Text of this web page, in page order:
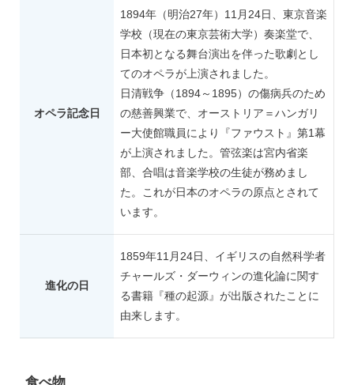
オペラ記念日
1894年（明治27年）11月24日、東京音楽
学校（現在の東京芸術大学）奏楽堂で、
日本初となる舞台演出を伴った歌劇とし
てのオペラが上演されました。
日清戦争（1894～1895）の傷病兵のため
の慈善興業で、オーストリア＝ハンガリ
ー大使館職員により『ファウスト』第1幕
が上演されました。管弦楽は宮内省楽
部、合唱は音楽学校の生徒が務めまし
た。これが日本のオペラの原点とされて
います。
進化の日
1859年11月24日、イギリスの自然科学者
チャールズ・ダーウィンの進化論に関す
る書籍『種の起源』が出版されたことに
由来します。